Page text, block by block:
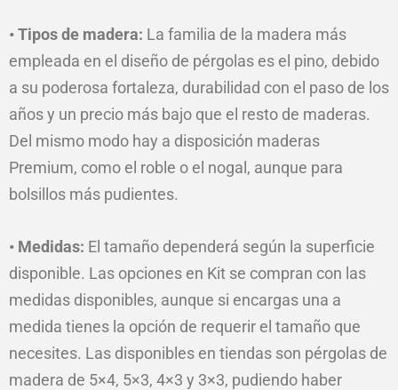
• Tipos de madera: La familia de la madera más
empleada en el diseño de pérgolas es el pino, debido
a su poderosa fortaleza, durabilidad con el paso de los
años y un precio más bajo que el resto de maderas.
Del mismo modo hay a disposición maderas
Premium, como el roble o el nogal, aunque para
bolsillos más pudientes.
• Medidas: El tamaño dependerá según la superficie
disponible. Las opciones en Kit se compran con las
medidas disponibles, aunque si encargas una a
medida tienes la opción de requerir el tamaño que
necesites. Las disponibles en tiendas son pérgolas de
madera de 5×4, 5×3, 4×3 y 3×3, pudiendo haber